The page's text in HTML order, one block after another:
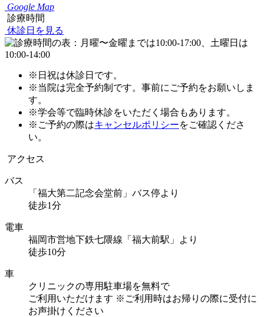
Google Map
診療時間
休診日を見る
※日祝は休診日です。
※当院は完全予約制です。事前にご予約をお願いしま
す。
※学会等で臨時休診をいただく場合もあります。
※ご予約の際はキャンセルポリシーをご確認くださ
い。
アクセス
バス
「福大第二記念会堂前」バス停より
徒歩1分
電車
福岡市営地下鉄七隈線「福大前駅」より
徒歩10分
車
クリニックの専用駐車場を無料で
ご利用いただけます ※ご利用時はお帰りの際に受付に
お声掛けください